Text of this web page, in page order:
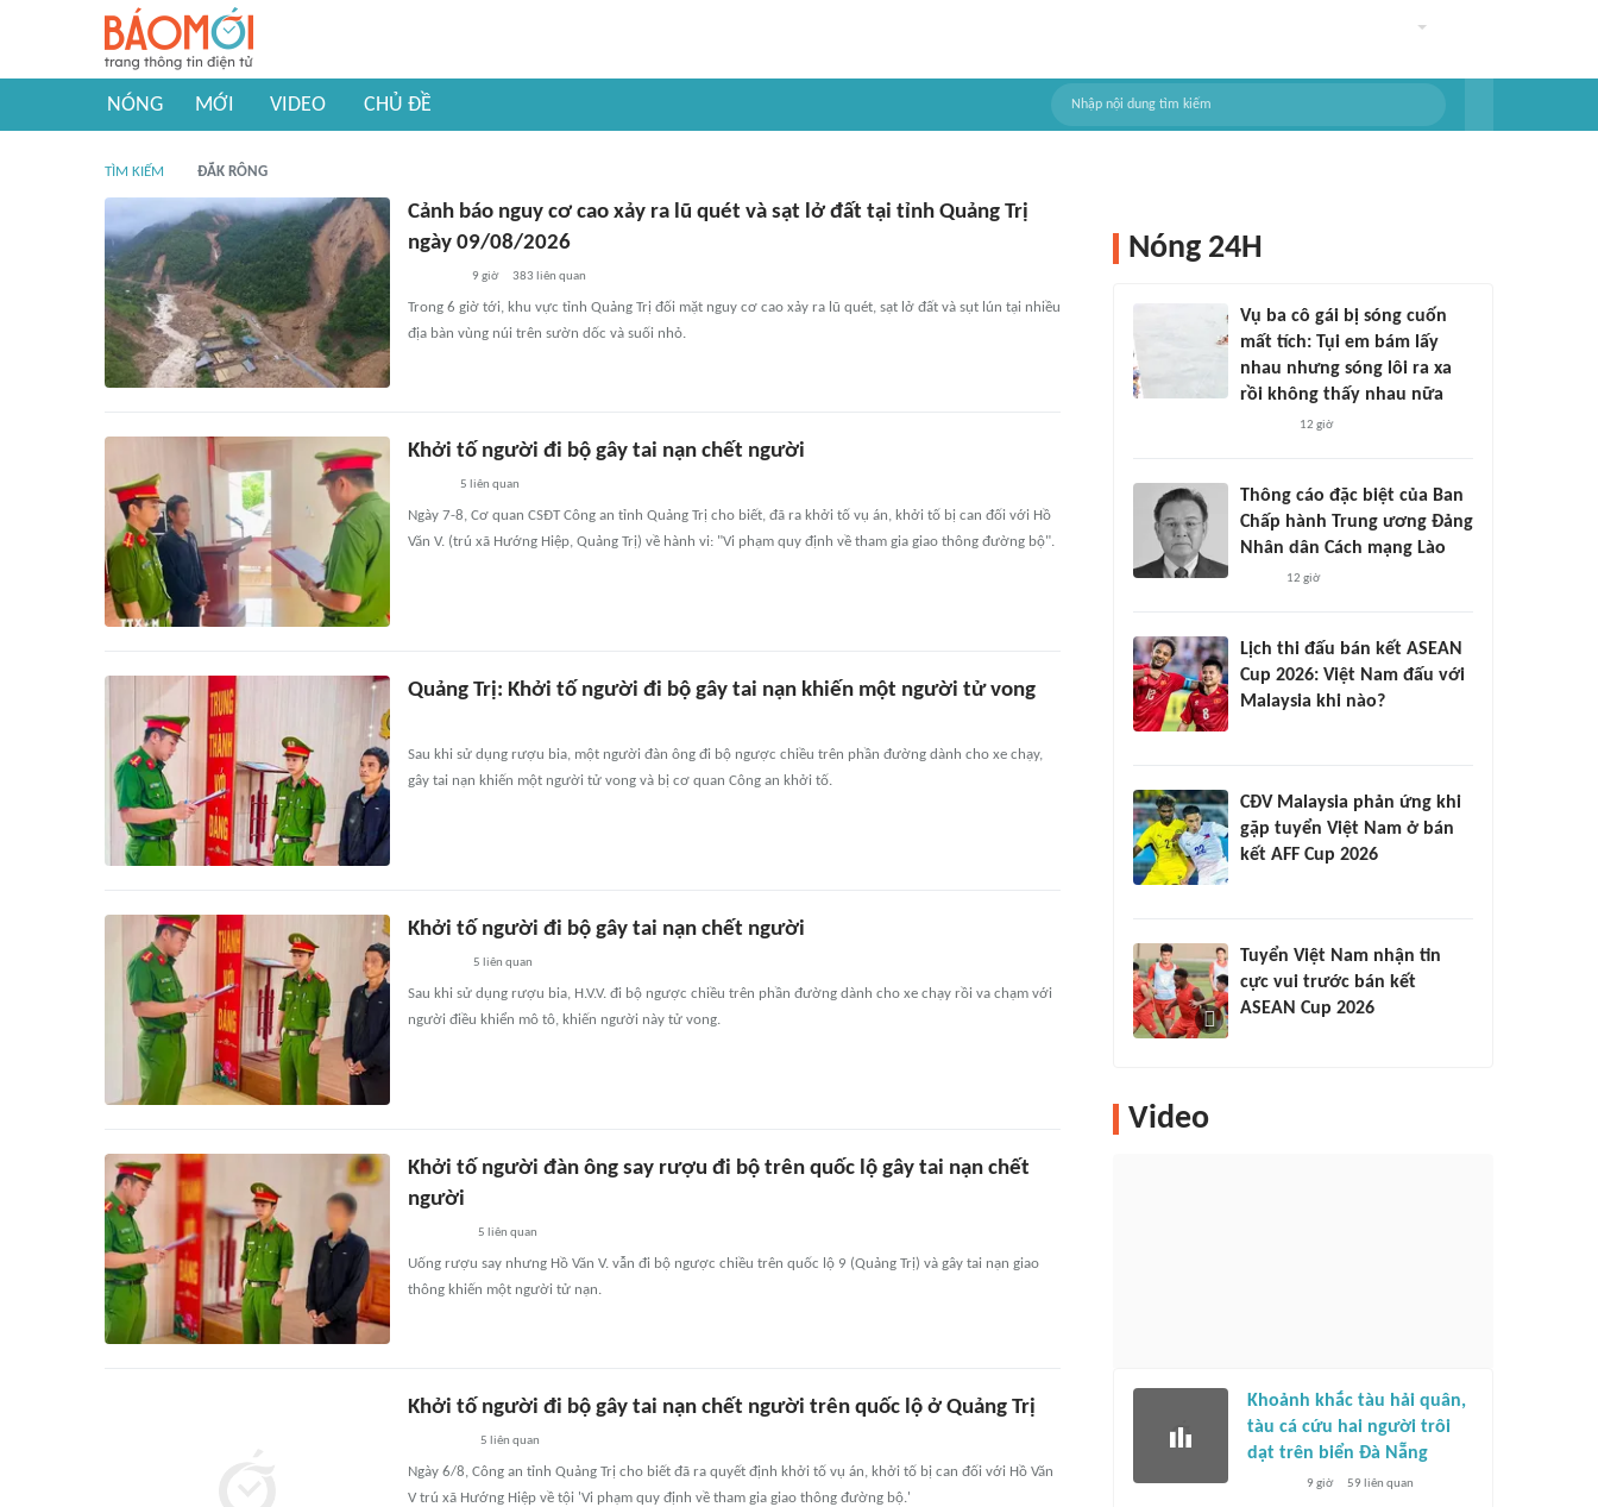
NÓNG MỚI VIDEO CHỦ ĐỀ
TÌM KIẾM ĐẮK RÔNG
Cảnh báo nguy cơ cao xảy ra lũ quét và sạt lở đất tại tỉnh Quảng Trị
ngày 09/08/2026
9 giờ 383 liên quan
Trong 6 giờ tới, khu vực tỉnh Quảng Trị đối mặt nguy cơ cao xảy ra lũ quét, sạt lở đất và sụt lún tại nhiều
địa bàn vùng núi trên sườn dốc và suối nhỏ.
Khởi tố người đi bộ gây tai nạn chết người
5 liên quan
Ngày 7-8, Cơ quan CSĐT Công an tỉnh Quảng Trị cho biết, đã ra khởi tố vụ án, khởi tố bị can đối với Hồ
Văn V. (trú xã Hướng Hiệp, Quảng Trị) về hành vi: "Vi phạm quy định về tham gia giao thông đường bộ".
Quảng Trị: Khởi tố người đi bộ gây tai nạn khiến một người tử vong
Sau khi sử dụng rượu bia, một người đàn ông đi bộ ngược chiều trên phần đường dành cho xe chạy,
gây tai nạn khiến một người tử vong và bị cơ quan Công an khởi tố.
Khởi tố người đi bộ gây tai nạn chết người
5 liên quan
Sau khi sử dụng rượu bia, H.V.V. đi bộ ngược chiều trên phần đường dành cho xe chạy rồi va chạm với
người điều khiển mô tô, khiến người này tử vong.
Khởi tố người đàn ông say rượu đi bộ trên quốc lộ gây tai nạn chết
người
5 liên quan
Uống rượu say nhưng Hồ Văn V. vẫn đi bộ ngược chiều trên quốc lộ 9 (Quảng Trị) và gây tai nạn giao
thông khiến một người tử nạn.
Khởi tố người đi bộ gây tai nạn chết người trên quốc lộ ở Quảng Trị
5 liên quan
Ngày 6/8, Công an tỉnh Quảng Trị cho biết đã ra quyết định khởi tố vụ án, khởi tố bị can đối với Hồ Văn
V trú xã Hướng Hiệp về tội 'Vi phạm quy định về tham gia giao thông đường bộ.'
Nóng 24H
Vụ ba cô gái bị sóng cuốn
mất tích: Tụi em bám lấy
nhau nhưng sóng lôi ra xa
rồi không thấy nhau nữa
12 giờ
Thông cáo đặc biệt của Ban
Chấp hành Trung ương Đảng
Nhân dân Cách mạng Lào
12 giờ
Lịch thi đấu bán kết ASEAN
Cup 2026: Việt Nam đấu với
Malaysia khi nào?
CĐV Malaysia phản ứng khi
gặp tuyển Việt Nam ở bán
kết AFF Cup 2026
Tuyển Việt Nam nhận tin
cực vui trước bán kết
ASEAN Cup 2026
Video
Khoảnh khắc tàu hải quân,
tàu cá cứu hai người trôi
dạt trên biển Đà Nẵng
9 giờ 59 liên quan